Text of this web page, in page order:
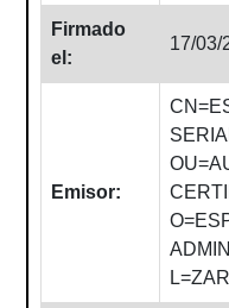
Firmado
el:
17/03/
Emisor: